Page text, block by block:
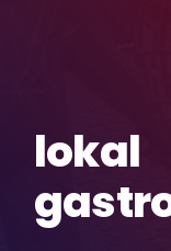
lokal